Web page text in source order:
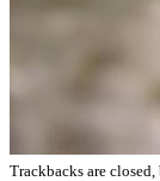
Trackbacks are